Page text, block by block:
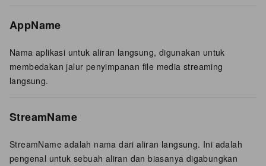
AppName
Nama aplikasi untuk aliran langsung, digunakan untuk
membedakan jalur penyimpanan file media streaming
langsung.
StreamName
StreamName adalah nama dari aliran langsung. Ini adalah
pengenal untuk sebuah aliran dan biasanya digabungkan